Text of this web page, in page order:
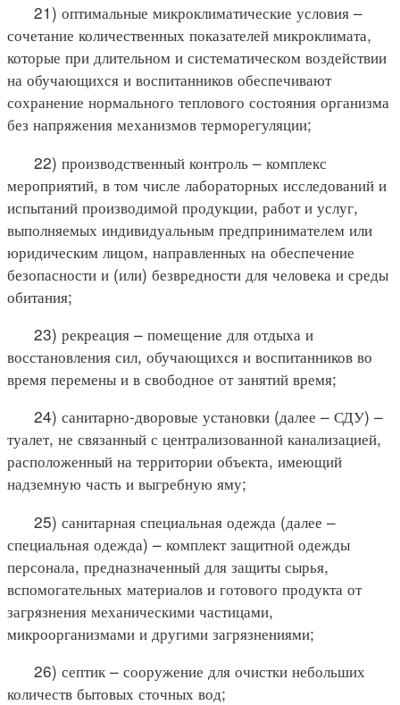
21) оптимальные микроклиматические условия –
сочетание количественных показателей микроклимата,
которые при длительном и систематическом воздействии
на обучающихся и воспитанников обеспечивают
сохранение нормального теплового состояния организма
без напряжения механизмов терморегуляции;
22) производственный контроль – комплекс
мероприятий, в том числе лабораторных исследований и
испытаний производимой продукции, работ и услуг,
выполняемых индивидуальным предпринимателем или
юридическим лицом, направленных на обеспечение
безопасности и (или) безвредности для человека и среды
обитания;
23) рекреация – помещение для отдыха и
восстановления сил, обучающихся и воспитанников во
время перемены и в свободное от занятий время;
24) санитарно-дворовые установки (далее – СДУ) –
туалет, не связанный с централизованной канализацией,
расположенный на территории объекта, имеющий
надземную часть и выгребную яму;
25) санитарная специальная одежда (далее –
специальная одежда) – комплект защитной одежды
персонала, предназначенный для защиты сырья,
вспомогательных материалов и готового продукта от
загрязнения механическими частицами,
микроорганизмами и другими загрязнениями;
26) септик – сооружение для очистки небольших
количеств бытовых сточных вод;